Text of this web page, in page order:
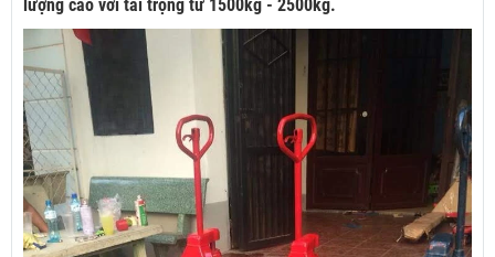
lượng cao với tải trọng từ 1500kg - 2500kg.